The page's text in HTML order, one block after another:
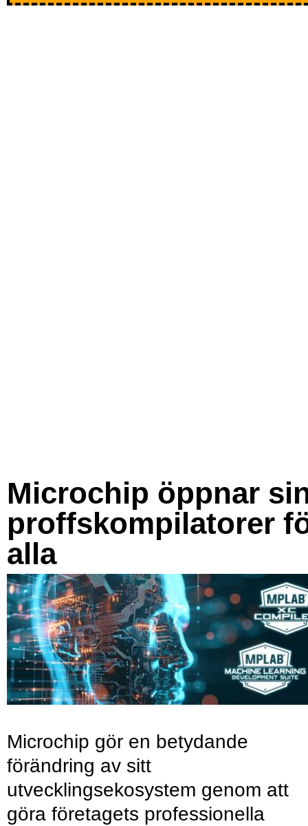
Microchip öppnar
proffskompilatorer
alla
Microchip gör en betydande
förändring av sitt
utvecklingsekosystem genom att
göra företagets professionella